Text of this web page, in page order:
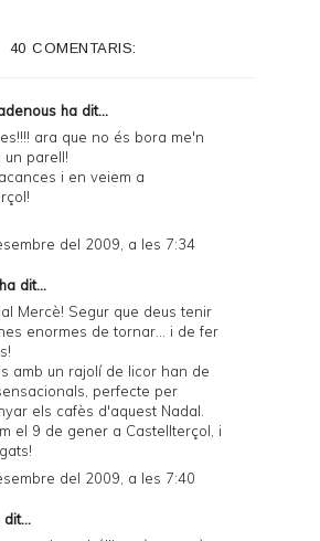
40 COMENTARIS:
ha dit...
ara que no és bora me'n
un parell!
i en veiem a
del 2009, a les 7:34
ha dit...
Mercè! Segur que deus tenir
enormes de tornar... i de fer
amb un rajolí de licor han de
perfecte per
els cafès d'aquest Nadal.
el 9 de gener a Castellterçol, i
del 2009, a les 7:40
dit...